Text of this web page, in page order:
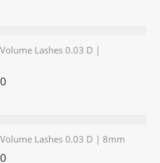
Lashes 0.03 D |
Lashes 0.03 D | 8mm